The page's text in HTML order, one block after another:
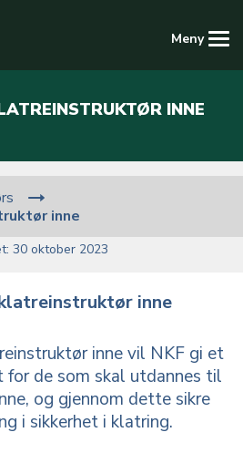
Meny
Kompetansedatabasen
INNE
inne
30 oktober 2023
inne
inne vil NKF gi et
de som skal utdannes til
og gjennom dette sikre
i sikkerhet i klatring.